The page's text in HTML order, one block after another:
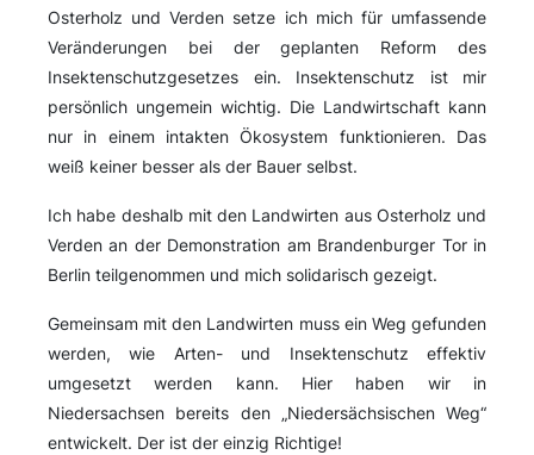
Osterholz und Verden setze ich mich für umfassende
Veränderungen bei der geplanten Reform des
Insektenschutzgesetzes ein. Insektenschutz ist mir
persönlich ungemein wichtig. Die Landwirtschaft kann
nur in einem intakten Ökosystem funktionieren. Das
weiß keiner besser als der Bauer selbst.
Ich habe deshalb mit den Landwirten aus Osterholz und
Verden an der Demonstration am Brandenburger Tor in
Berlin teilgenommen und mich solidarisch gezeigt.
Gemeinsam mit den Landwirten muss ein Weg gefunden
werden, wie Arten- und Insektenschutz effektiv
umgesetzt werden kann. Hier haben wir in
Niedersachsen bereits den „Niedersächsischen Weg“
entwickelt. Der ist der einzig Richtige!